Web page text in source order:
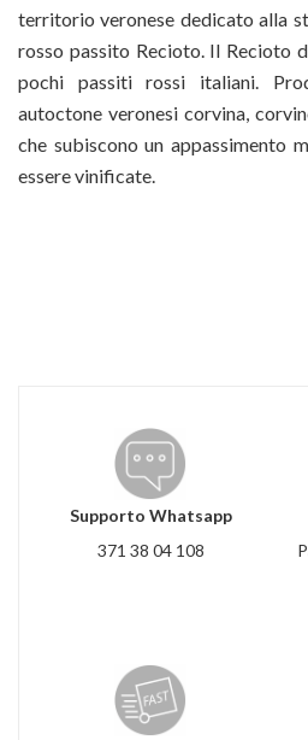
territorio veronese dedicato alla
rosso passito Recioto. Il Recioto
pochi passiti rossi italiani.
autoctone veronesi corvina,
che subiscono un appassimento
essere vinificate.
Supporto Whatsapp
371 38 04 108